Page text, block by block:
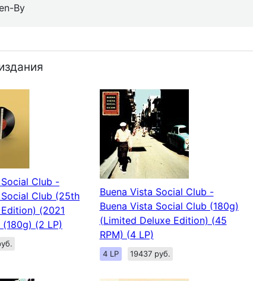
By
Club -
Club (25th
(2021
(2 LP)
Buena Vista Social Club -
Buena Vista Social Club (180g)
(Limited Deluxe Edition) (45
RPM) (4 LP)
4 LP 19437 руб.